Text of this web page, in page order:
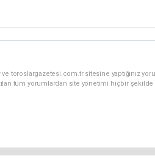
toroslargazetesi.com.tr sitesine yaptığınız
tüm yorumlardan site yönetimi hiçbir